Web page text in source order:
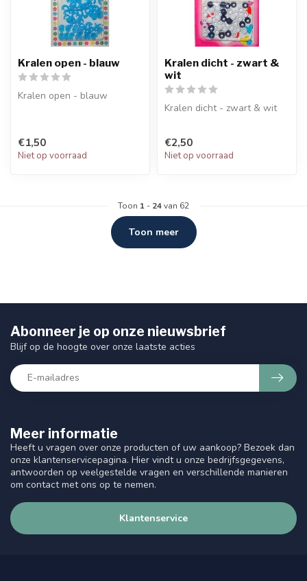
Kralen open - blauw
Kralen open - blauw
€1,50
Niet op voorraad
Kralen dicht - zwart &
wit
Kralen dicht - zwart & wit
€2,50
Niet op voorraad
Toon 1 - 24van 62
Toon meer
Meer informatie
Heeft u vragen over onze producten of uw aankoop? Bezoek dan
onze klantenservicepagina. Hier vindt u onze bedrijfsgegevens,
antwoorden op veelgestelde vragen en verschillende manieren
om contact met ons op te nemen.
Klantenservice
Abonneer je op onze nieuwsbrief
Blijf op de hoogte over onze laatste acties